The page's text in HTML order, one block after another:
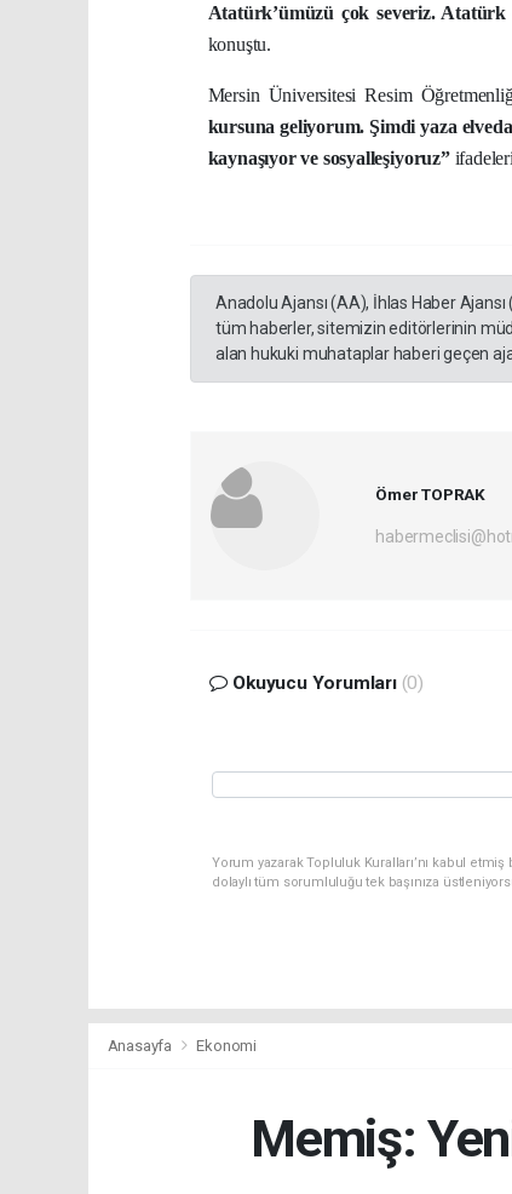
Atatürk’ümüzü çok severiz.
konuştu.
Mersin Üniversitesi Resim
kursuna geliyorum. Şimdi yaza
kaynaşıyor ve sosyalleşiyoruz”
Anadolu Ajansı (AA), İhlas Haber
tüm haberler, sitemizin editörlerinin
alan hukuki muhataplar haberi geçen
Ömer TOPRAK
Okuyucu Yorumları (0)
Yorum yazarak Topluluk Kuralları’nı kabul
dolaylı tüm sorumluluğu tek başınıza
Anasayfa Ekonomi
Memiş: